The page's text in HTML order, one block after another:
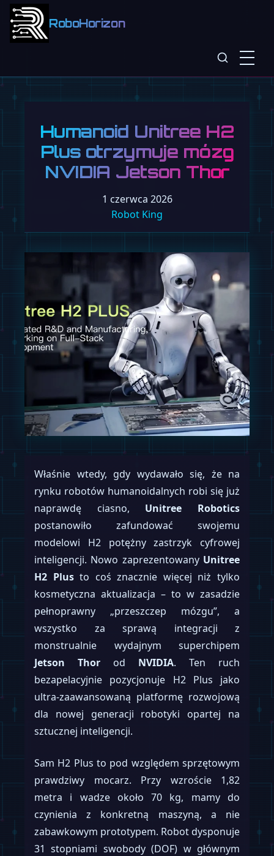
RoboHorizon
Humanoid Unitree H2
Plus otrzymuje mózg
NVIDIA Jetson Thor
1 czerwca 2026
Robot King
Właśnie wtedy, gdy wydawało się, że na
rynku robotów humanoidalnych robi się już
naprawdę ciasno, Unitree Robotics
postanowiło zafundować swojemu
modelowi H2 potężny zastrzyk cyfrowej
inteligencji. Nowo zaprezentowany Unitree
H2 Plusto coś znacznie więcej niż tylko
kosmetyczna aktualizacja – to w zasadzie
pełnoprawny „przeszczep mózgu”, a
wszystko za sprawą integracji z
monstrualnie wydajnym superchipem
Jetson Thor od NVIDIA. Ten ruch
bezapelacyjnie pozycjonuje H2 Plus jako
ultra-zaawansowaną platformę rozwojową
dla nowej generacji robotyki opartej na
sztucznej inteligencji.
Sam H2 Plus to pod względem sprzętowym
prawdziwy mocarz. Przy wzroście 1,82
metra i wadze około 70 kg, mamy do
czynienia z konkretną maszyną, a nie
zabawkowym prototypem. Robot dysponuje
31 stopniami swobody (DOF) w głównym